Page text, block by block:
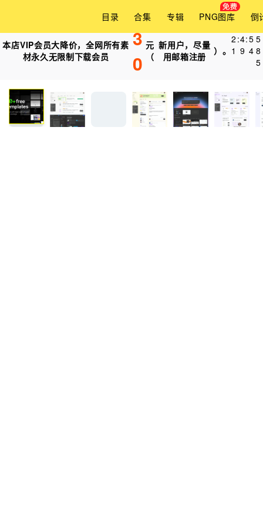
本店VIP会员大降价，全网所有素
材永久无限制下载会员
3
0
元
（
新用户，尽量
用邮箱注册
）。
2
1
:4
9
:5
4
3
0
5
目录 合集 专辑 PNG图库 倒